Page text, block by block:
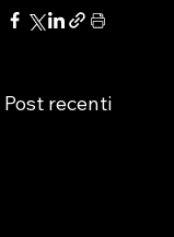
Post recenti